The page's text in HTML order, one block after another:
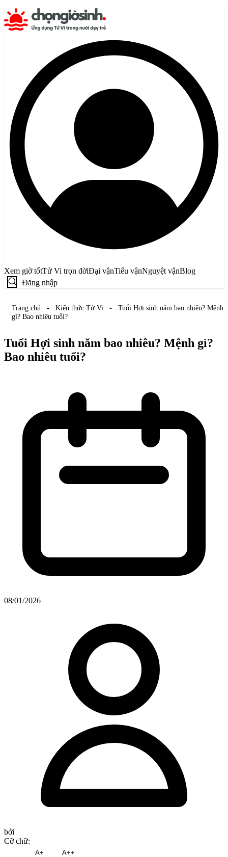
Xem giờ tốtTử Vi trọn đờiĐại vậnTiểu vậnNguyệt vậnBlog
Đăng nhập
Trang chủ - Kiến thức Tử Vi -
Tuổi Hợi sinh năm bao nhiêu? Mệnh
gì? Bao nhiêu tuổi?
Tuổi Hợi sinh năm bao nhiêu? Mệnh gì?
Bao nhiêu tuổi?
08/01/2026
bởi
Cỡ chữ:
A+ A++